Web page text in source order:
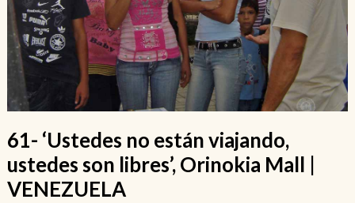
61- ‘Ustedes no están viajando,
ustedes son libres’, Orinokia Mall |
VENEZUELA